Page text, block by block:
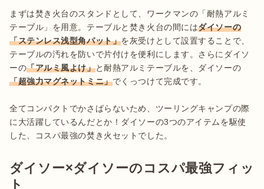
まずは焚き火台のスタンドとして、ワークマンの「耐熱アルミ
テーブル」を用意。テーブルと焚き火台の間にはダイソーの
「ステンレス浅型角パット」を灰受けとして設置することで、
テーブルの汚れを防いで片付けを便利にします。さらにダイソ
ーの「アルミ風よけ」と耐熱アルミテーブルを、ダイソーの
「超強力マグネットミニ」でくっつけて完成です。
全てコンパクトでかさばらないため、ツーリングキャンプの際
に大活躍しているんだとか！ダイソーの3つのアイテムを駆使
した、コスパ最強の焚き火セットでした。
ダイソー×ダイソーのコスパ最強フィッ
ト